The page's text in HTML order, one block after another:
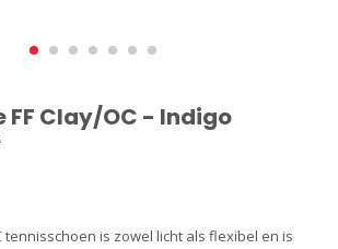
FF Clay/OC - Indigo
tennisschoen is zowel licht als flexibel en is